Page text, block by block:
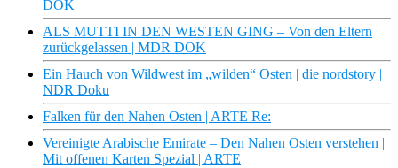
DOK
ALS MUTTI IN DEN WESTEN GING – Von den Eltern
zurückgelassen | MDR DOK
Ein Hauch von Wildwest im „wilden“ Osten | die nordstory |
NDR Doku
Falken für den Nahen Osten | ARTE Re:
Vereinigte Arabische Emirate – Den Nahen Osten verstehen |
Mit offenen Karten Spezial | ARTE